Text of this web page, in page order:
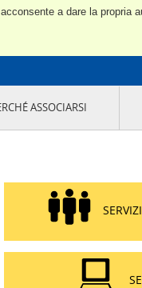
a dare la propria
EDIZIONE
PROGETTO LU.ME.
IL MANAGER DELLA
DISTRETTO TESSILE
GRUPPO
SOSTENIBILITÀ
ASSOCIARSI